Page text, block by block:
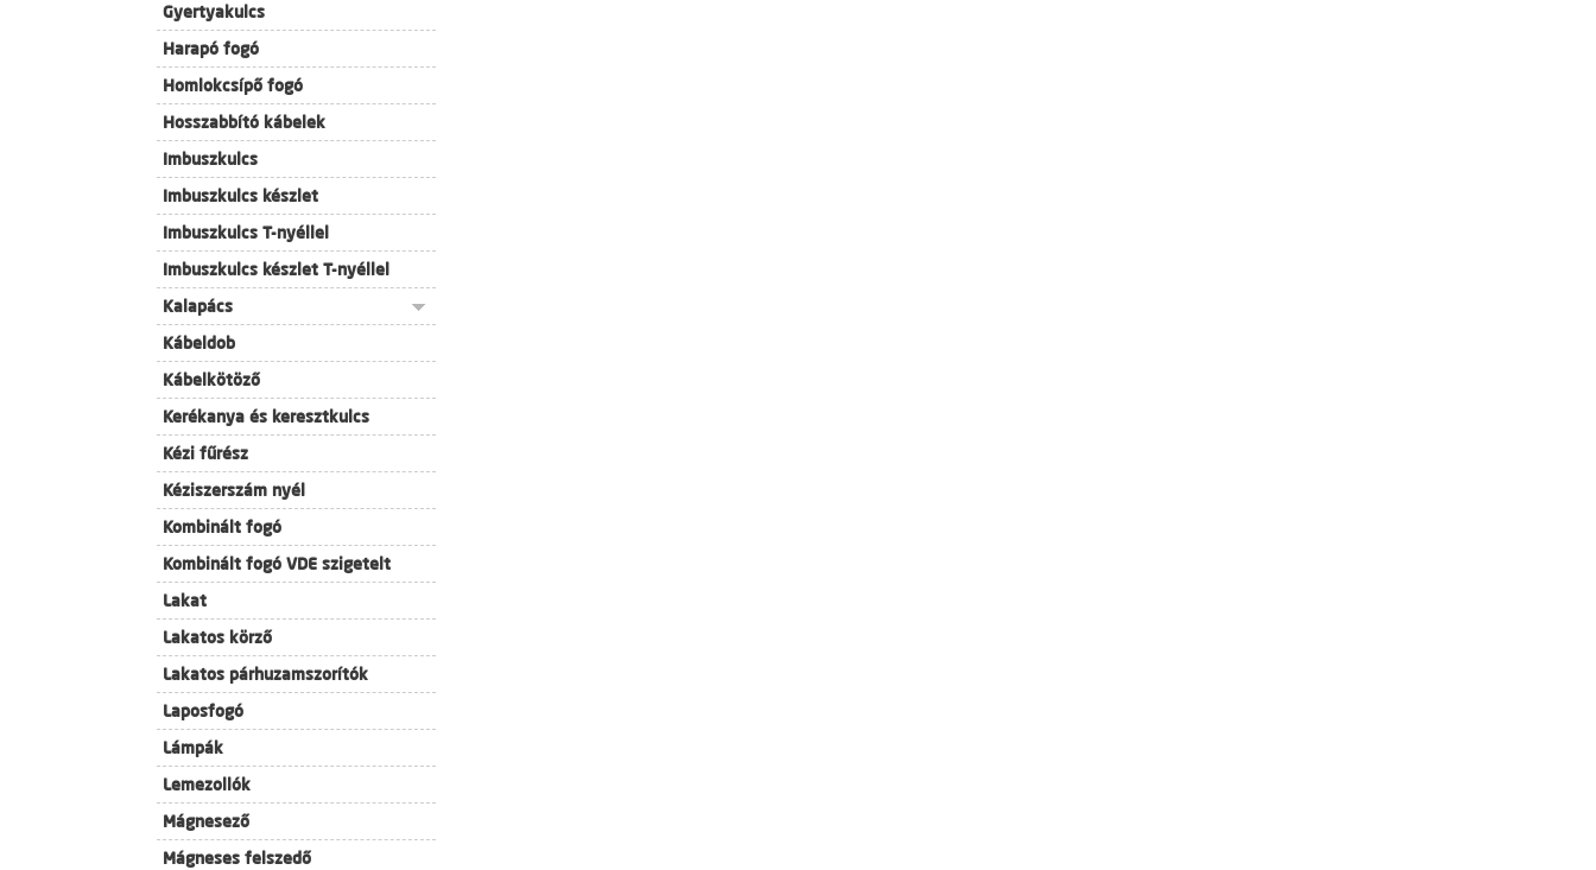
Gyertyakulcs
Harapó fogó
Homlokcsípő fogó
Hosszabbító kábelek
Imbuszkulcs
Imbuszkulcs készlet
Imbuszkulcs T-nyéllel
Imbuszkulcs készlet T-nyéllel
Kalapács
Kábeldob
Kábelkötöző
Kerékanya és keresztkulcs
Kézi fűrész
Kéziszerszám nyél
Kombinált fogó
Kombinált fogó VDE szigetelt
Lakat
Lakatos körző
Lakatos párhuzamszorítók
Laposfogó
Lámpák
Lemezollók
Mágnesező
Mágneses felszedő